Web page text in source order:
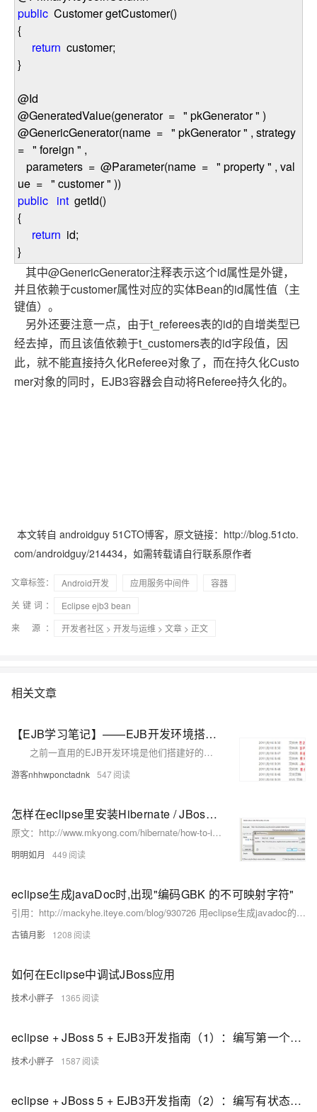
public Customer getCustomer()
{
return customer;
}
@Id
@GeneratedValue(generator = " pkGenerator" )
@GenericGenerator(name = " pkGenerator" , strategy
= " foreign " ,
parameters = @Parameter(name = " property" , val
ue = " customer" ))
public int getId()
{
return id;
}
其中@GenericGenerator注释表示这个id属性是外键，
并且依赖于customer属性对应的实体Bean的id属性值（主
键值）。
另外还要注意一点，由于t_referees表的id的自增类型已
经去掉，而且该值依赖于t_customers表的id字段值，因
此，就不能直接持久化Referee对象了，而在持久化Custo
mer对象的同时，EJB3容器会自动将Referee持久化的。
本文转自 androidguy 51CTO博客，原文链接： http://blog.51cto.
com/androidguy/214434，如需转载请自行联系原作者
文章标签： Android开发 应用服务中间件
容器
关键词：
Eclipse ejb3 bean
来 源：
开发者社区 > 开发与运维 > 文章 > 正文
相关文章
【EJB学习笔记】——EJB开发环境搭建（Eclipse集成JBoss）
之前一直用的EJB开发环境是他们搭建好的，直接拿来用，不过还是感觉老吃别人嚼好的不太好吃，所以自己动手来玩一玩。 EJB开发依赖的最基本的环境：JDK、Eclipse、JBoss，这里简单介绍一下最基本的环境的搭建。
游客nhhwponctadnk 547
怎样在eclipse里安装Hibernate / JBoss 工具【最新】
原文：http://www.mkyong.com/hibernate/how-to-install-hibernate-tools-in-eclipse-ide/
明明如月 449
eclipse生成javaDoc时,出现"编码GBK 的不可映射字符"
引用：http://mackyhe.iteye.com/blog/930726 用eclipse生成javadoc的时候发生“编码 GBK 的不可映射字符 ”其实是字符编码问题。 打开eclipse，project -> Generate javadoc 选择你要输出javadoc的项目-->ne...
古镇月影 1208
如何在Eclipse中调试JBoss应用
技术小胖子 1365
eclipse + JBoss 5 + EJB3开发指南（1）：编写第一个无状态的SessionBean
技术小胖子 1587
eclipse + JBoss 5 + EJB3开发指南（2）：编写有状态的SessionBean